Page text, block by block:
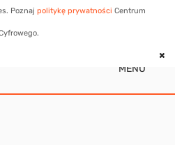
Poznaj politykę prywatności Centrum
MENU